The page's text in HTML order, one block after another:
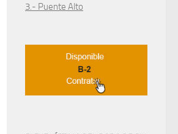
3.- Puente Alto